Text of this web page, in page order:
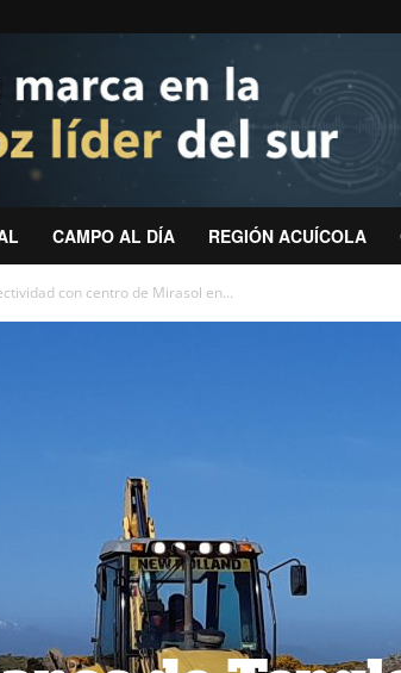
CAMPO AL DÍA REGIÓN ACUÍCOLA
con centro de Mirasol en...